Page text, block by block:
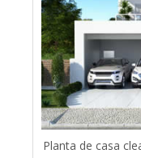
Planta de casa